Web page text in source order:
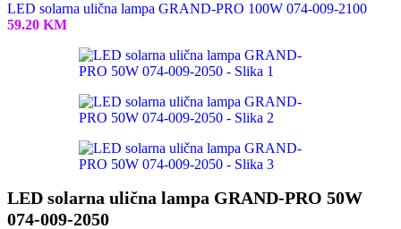
LED solarna ulična lampa GRAND-PRO 100W 074-009-2100
59.20 KM
LED solarna ulična lampa GRAND-PRO 50W
074-009-2050